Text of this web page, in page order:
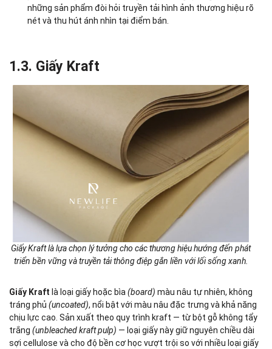
những sản phẩm đòi hỏi truyền tải hình ảnh thương hiệu rõ
nét và thu hút ánh nhìn tại điểm bán.
1.3. Giấy Kraft
Giấy Kraft là lựa chọn lý tưởng cho các thương hiệu hướng đến phát
triển bền vững và truyền tải thông điệp gắn liền với lối sống xanh.
Giấy Kraft là loại giấy hoặc bìa (board) màu nâu tự nhiên, không
tráng phủ (uncoated), nổi bật với màu nâu đặc trưng và khả năng
chịu lực cao. Sản xuất theo quy trình kraft — từ bột gỗ không tẩy
trắng (unbleached kraft pulp) — loại giấy này giữ nguyên chiều dài
sợi cellulose và cho độ bền cơ học vượt trội so với nhiều loại giấy